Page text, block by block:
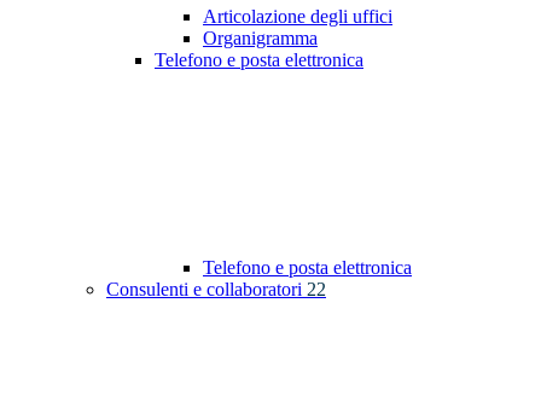
Articolazione degli uffici
Organigramma
Telefono e posta elettronica
Telefono e posta elettronica
Consulenti e collaboratori 22